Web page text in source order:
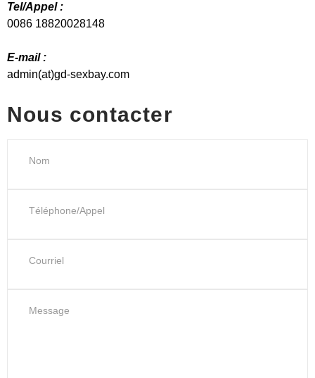
Tel/Appel :
0086 18820028148
E-mail :
admin(at)gd-sexbay.com
Nous contacter